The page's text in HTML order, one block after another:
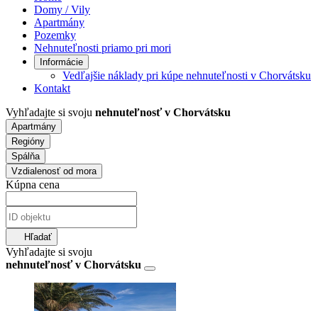
Domy / Vily
Apartmány
Pozemky
Nehnuteľnosti priamo pri mori
Informácie
Vedľajšie náklady pri kúpe nehnuteľnosti v Chorvátsku
Kontakt
Vyhľadajte si svoju nehnuteľnosť v Chorvátsku
Apartmány
Regióny
Spálňa
Vzdialenosť od mora
Kúpna cena
Hľadať
Vyhľadajte si svoju
nehnuteľnosť v Chorvátsku